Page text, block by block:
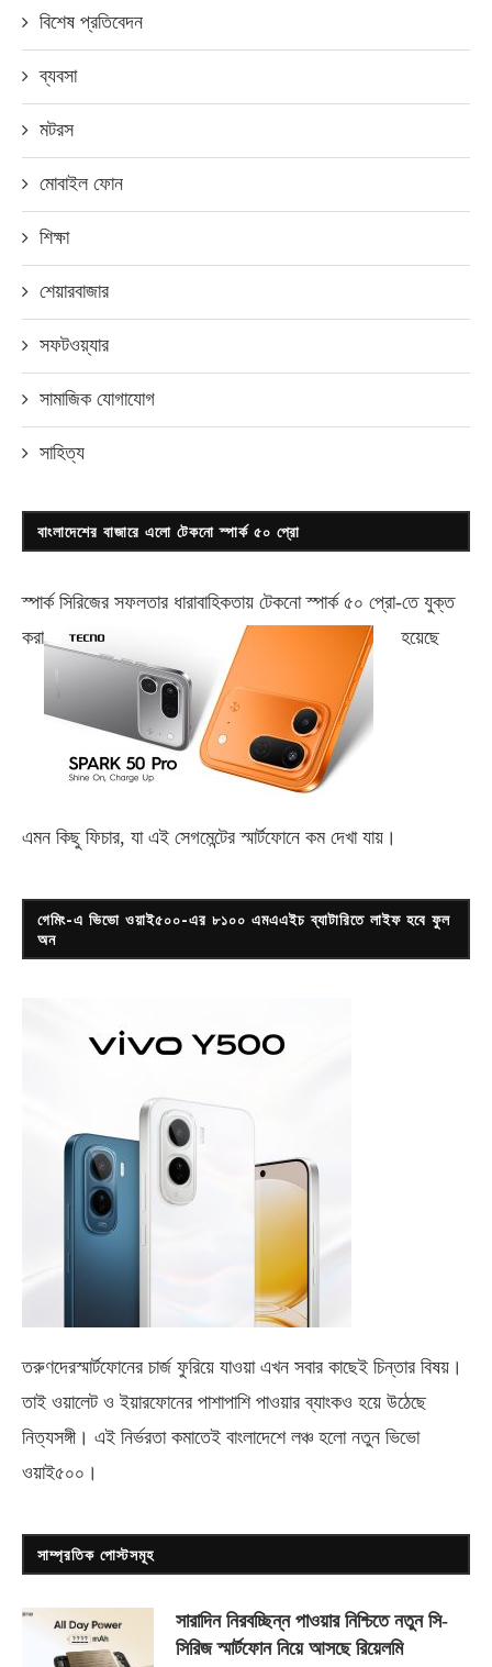
বিশেষ প্রতিবেদন
ব্যবসা
মটরস
মোবাইল ফোন
শিক্ষা
শেয়ারবাজার
সফটওয়্যার
সামাজিক যোগাযোগ
সাহিত্য
বাংলাদেশের বাজারে এলো টেকনো স্পার্ক ৫০ প্রো
স্পার্ক সিরিজের সফলতার ধারাবাহিকতায় টেকনোস্পার্ক ৫০ প্রো-তে যুক্ত
করা
হয়েছে
এমন কিছু ফিচার, যা এই সেগমেন্টের স্মার্টফোনে কম দেখা যায়।
গেমিং-এ ভিভো ওয়াই৫০০-এর ৮১০০ এমএএইচ ব্যাটারিতে লাইফ হবে ফুল
অন
তরুণদেরস্মার্টফোনের চার্জ ফুরিয়ে যাওয়া এখন সবার কাছেই চিন্তার বিষয়।
তাই ওয়ালেট ও ইয়ারফোনের পাশাপাশি পাওয়ার ব্যাংকও হয়ে উঠেছে
নিত্যসঙ্গী। এই নির্ভরতা কমাতেই বাংলাদেশে লঞ্চ হলো নতুন ভিভো
ওয়াই৫০০ ।
সাম্প্রতিক পোস্টসমূহ
সারাদিন নিরবচ্ছিন্ন পাওয়ার নিশ্চিতে নতুন সি-
সিরিজ স্মার্টফোন নিয়ে আসছে রিয়েলমি